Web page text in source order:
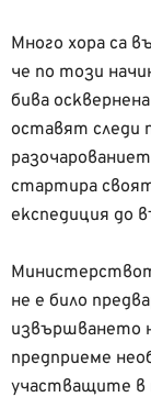
Много хора са
че по този
бива
оставят следи
стартира
експедиция до
не е било
извършването
предприеме
участващите в